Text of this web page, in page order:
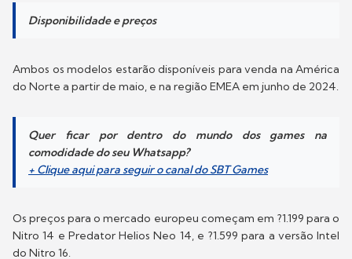
Disponibilidade e preços
Ambos os modelos estarão disponíveis para venda na América
do Norte a partir de maio, e na região EMEA em junho de 2024.
Quer ficar por dentro do mundo dos games na
comodidade do seu Whatsapp?
+ Clique aqui para seguir o canal do SBT Games
Os preços para o mercado europeu começam em ?1.199 para o
Nitro 14 e Predator Helios Neo 14, e ?1.599 para a versão Intel
do Nitro 16.